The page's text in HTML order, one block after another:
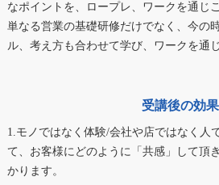
なポイントを、ロープレ、ワークを通じ
単なる営業の基礎研修だけでなく、今の
ル、考え方も合わせて学び、ワークを通
受講後の効果
1.モノではなく体験/会社や店ではなく人
て、お客様にどのように「共感」して頂
かります。